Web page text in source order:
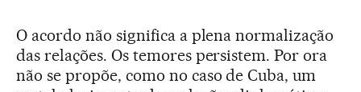
O acordo não significa a plena normalização
das relações. Os temores persistem. Por ora
não se propõe, como no caso de Cuba, um